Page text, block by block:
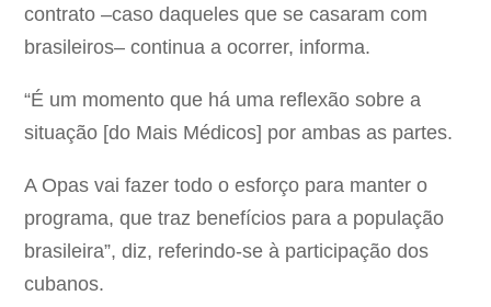
contrato –caso daqueles que se casaram com
brasileiros– continua a ocorrer, informa.
“É um momento que há uma reflexão sobre a
situação [do Mais Médicos] por ambas as partes.
A Opas vai fazer todo o esforço para manter o
programa, que traz benefícios para a população
brasileira”, diz, referindo-se à participação dos
cubanos.